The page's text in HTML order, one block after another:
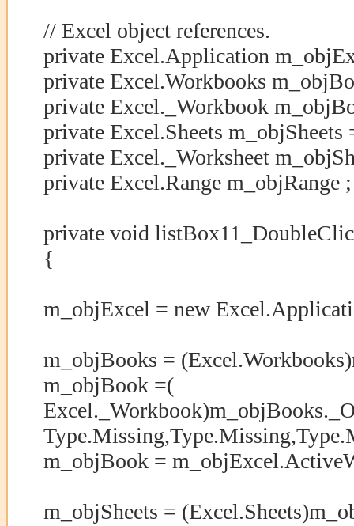
// Excel object references.
private Excel.Application
private Excel.Workbooks
private Excel._Workbook
private Excel.Sheets
private Excel._Worksheet
private Excel.Range m_objRange ;
private void
{
m_objExcel = new
m_objBooks =
m_objBook =(
m_objBook =
m_objSheets =